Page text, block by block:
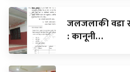
जलजलाकी वडा
: कानूनी…